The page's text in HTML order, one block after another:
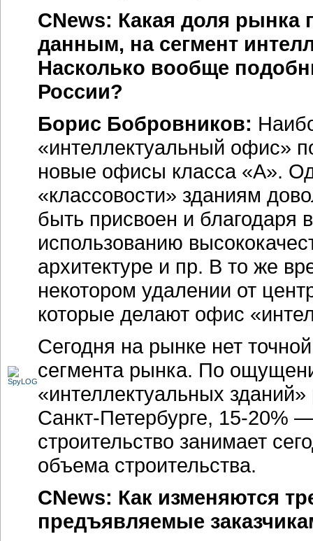
CNews: Какая доля рынка
данным, на сегмент
Насколько вообще
России?
Борис Бобровников:
«интеллектуальный офис»
новые офисы класса «А».
«классовости» зданиям
быть присвоен и
использованию
архитектуре и пр. В то же
некотором удалении от
которые делают офис
Сегодня на рынке нет
сегмента рынка. По
«интеллектуальных
Санкт-Петербурге, 15-20% —
строительство занимает
объема строительства.
CNews: Как изменяются
предъявляемые